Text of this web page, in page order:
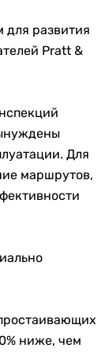
для развития
Pratt &
Для
маршрутов,
ниже, чем